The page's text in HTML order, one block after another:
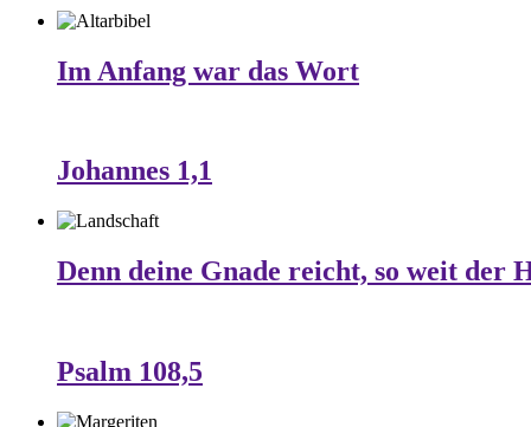
Im Anfang war das Wort
Johannes 1,1
Denn deine Gnade reicht, so weit der
Psalm 108,5